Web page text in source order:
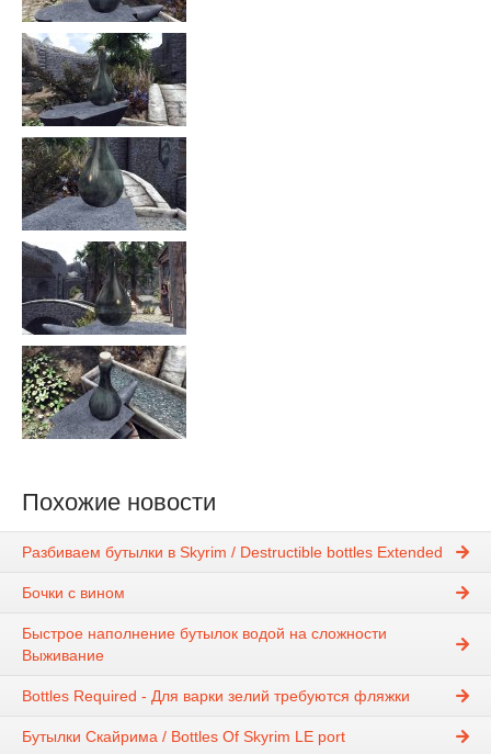
Похожие новости
Разбиваем бутылки в Skyrim / Destructible bottles Extended
Бочки с вином
Быстрое наполнение бутылок водой на сложности
Выживание
Bottles Required - Для варки зелий требуются фляжки
Бутылки Скайрима / Bottles Of Skyrim LE port